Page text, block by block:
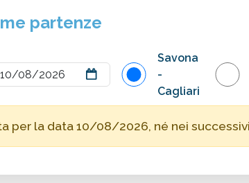
partenze
Savona
-
Cagliari
per la data 10/08/2026, né nei